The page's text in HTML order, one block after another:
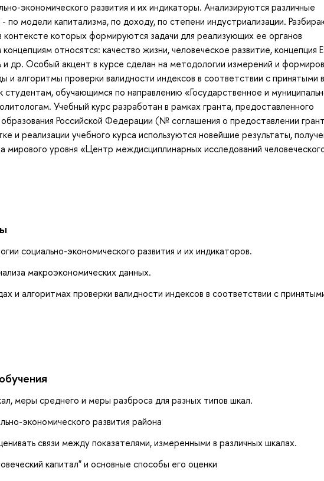
экономического развития и их индикаторы. Анализируются различные
по модели капитализма, по доходу, по степени индустриализации.
контексте которых формируются задачи для реализующих ее органов
относятся: качество жизни, человеческое развитие, концепция
и др. Особый акцент в курсе сделан на методологии измерений и
и алгоритмы проверки валидности индексов в соответствии с принятыми
студентам, обучающимся по направлению «Государственное и
Учебный курс разработан в рамках гранта, предоставленного
Российской Федерации (№ соглашения о предоставлении
и реализации учебного курса используются новейшие результаты,
мирового уровня «Центр междисциплинарных исследований
социально-экономического развития и их индикаторов.
макроэкономических данных.
и алгоритмах проверки валидности индексов в соответствии с
меры среднего и меры разброса для разных типов шкал.
экономического развития района
связи между показателями, измеренными в различных шкалах.
капитал" и основные способы его оценки